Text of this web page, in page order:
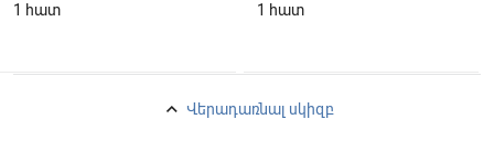
1 հատ
1 հատ
keyboard_arrow_up Վերադառնալ սկիզբ